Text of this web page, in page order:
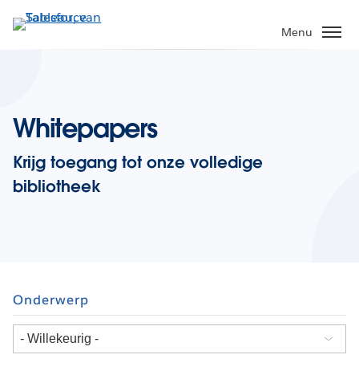
Verder
naar
Menu
Whitepapers
Krijg toegang tot onze volledige
bibliotheek
Onderwerp